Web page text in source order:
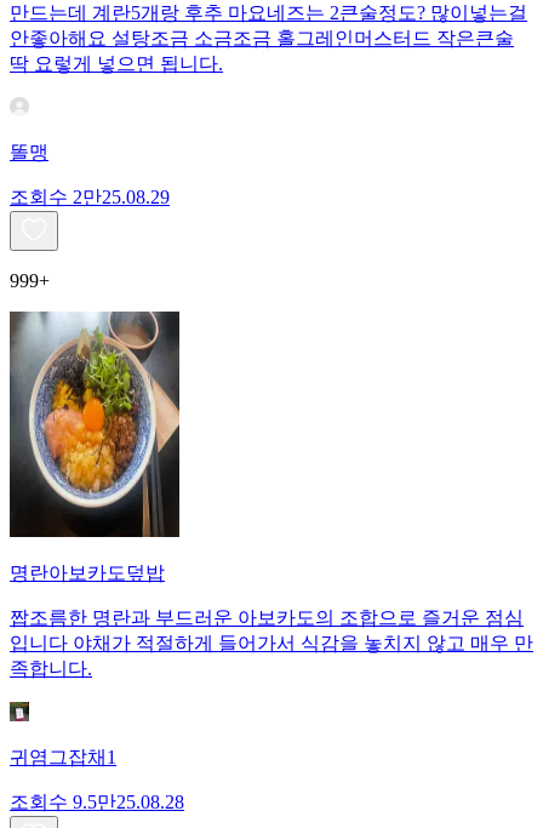
만드는데 계란5개랑 후추 마요네즈는 2큰술정도? 많이넣는걸
안좋아해요 설탕조금 소금조금 홀그레인머스터드 작은큰술
딱 요렇게 넣으면 됩니다.
똘맹
조회수 2만25.08.29
999+
명란아보카도덮밥
짭조름한 명란과 부드러운 아보카도의 조합으로 즐거운 점심
입니다 야채가 적절하게 들어가서 식감을 놓치지 않고 매우 만
족합니다.
귀염그잡채1
조회수 9.5만25.08.28